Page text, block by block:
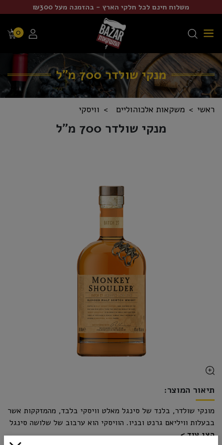
משלוח חינם לכל חלקי הארץ - בהזמנה מעל ₪300
0
מנקי שולדר 700 מ"ל
ראשי משקאות אלכוהוליים וויסקי
מנקי שולדר 700 מ"ל
תיאור המוצר:
מונקי שולדר, בלנד של סינגל מאלט וויסקי בלבד, מהמזקקות אשר
בבעלות וויליאם גרנט ובניו. הוויסקי הוא ערבוב של שלושה סינגל
מאלטים מלב אזור ספייסייד. התוצאה היא וויסקי חלק, קרמי ורך,
הצג עוד